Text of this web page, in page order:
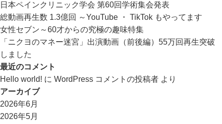
日本ペインクリニック学会 第60回学術集会発表
総動画再生数 1.3億回 ～YouTube ・ TikTok もやってます
女性セブン～60才からの究極の趣味特集
「ニクヨのマネー迷宮」出演動画（前後編）55万回再生突破
しました
最近のコメント
Hello world! に WordPress コメントの投稿者 より
アーカイブ
2026年6月
2026年5月